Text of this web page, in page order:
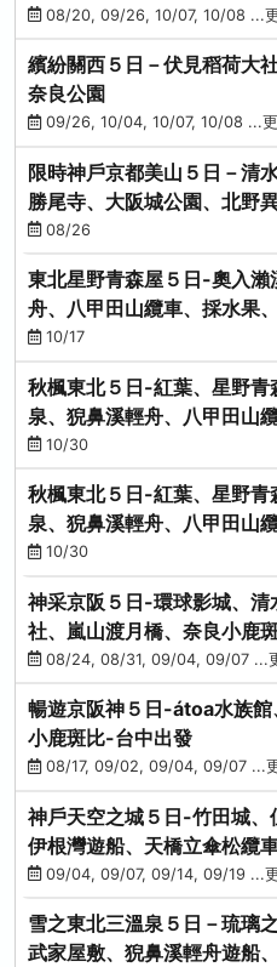
08/20, 09/26, 10/07, 10/08 ...
繽紛關西５日－伏見稻荷大
奈良公園
09/26, 10/04, 10/07, 10/08 ...
限時神戶京都美山５日－清
勝尾寺、大阪城公園、北野
08/26
東北星野青森屋５日-奧入
舟、八甲田山纜車、採水果
(不進免稅店)
10/17
秋楓東北５日-紅葉、星野青
泉、猊鼻溪輕舟、八甲田山
進免稅店)
10/30
秋楓東北５日-紅葉、星野
泉、猊鼻溪輕舟、八甲田山
進免稅店)
10/30
神采京阪５日-環球影城、
社、嵐山渡月橋、奈良小鹿
08/24, 08/31, 09/04, 09/07 ...
暢遊京阪神５日-átoa水族
小鹿斑比-台中出發
08/17, 09/02, 09/04, 09/07 ...
神戶天空之城５日-竹田城、
伊根灣遊船、天橋立傘松纜
龍蝦-台中出發
09/04, 09/07, 09/14, 09/19 ...
雪之東北三溫泉５日－琉璃
武家屋敷、猊鼻溪輕舟遊船